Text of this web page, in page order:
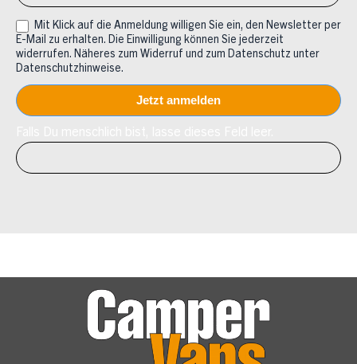
Mit Klick auf die Anmeldung willigen Sie ein, den Newsletter per
E-Mail zu erhalten. Die Einwilligung können Sie jederzeit
widerrufen. Näheres zum Widerruf und zum Datenschutz unter
Datenschutzhinweise.